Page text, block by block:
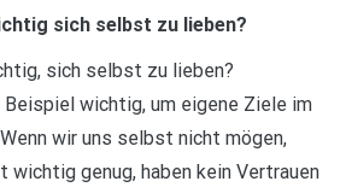
sich selbst zu lieben?
sich selbst zu lieben?
wichtig, um eigene Ziele im
wir uns selbst nicht mögen,
wichtig genug, haben kein Vertrauen